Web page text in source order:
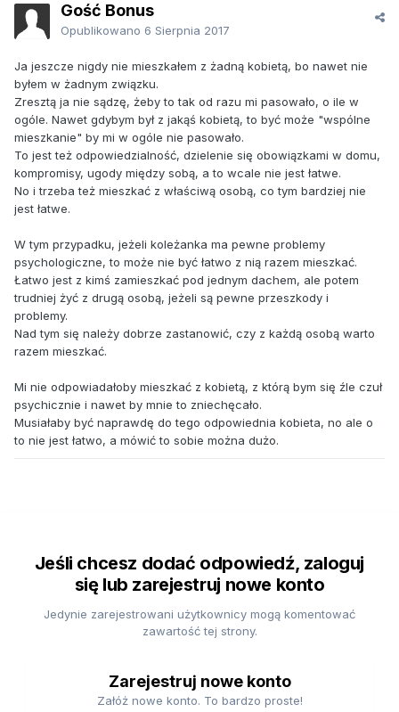
Gość Bonus
Opublikowano 6 Sierpnia 2017
Ja jeszcze nigdy nie mieszkałem z żadną kobietą, bo nawet nie
byłem w żadnym związku.
Zresztą ja nie sądzę, żeby to tak od razu mi pasowało, o ile w
ogóle. Nawet gdybym był z jakąś kobietą, to być może "wspólne
mieszkanie" by mi w ogóle nie pasowało.
To jest też odpowiedzialność, dzielenie się obowiązkami w domu,
kompromisy, ugody między sobą, a to wcale nie jest łatwe.
No i trzeba też mieszkać z właściwą osobą, co tym bardziej nie
jest łatwe.
W tym przypadku, jeżeli koleżanka ma pewne problemy
psychologiczne, to może nie być łatwo z nią razem mieszkać.
Łatwo jest z kimś zamieszkać pod jednym dachem, ale potem
trudniej żyć z drugą osobą, jeżeli są pewne przeszkody i
problemy.
Nad tym się należy dobrze zastanowić, czy z każdą osobą warto
razem mieszkać.
Mi nie odpowiadałoby mieszkać z kobietą, z którą bym się źle czuł
psychicznie i nawet by mnie to zniechęcało.
Musiałaby być naprawdę do tego odpowiednia kobieta, no ale o
to nie jest łatwo, a mówić to sobie można dużo.
Jeśli chcesz dodać odpowiedź, zaloguj
się lub zarejestruj nowe konto
Jedynie zarejestrowani użytkownicy mogą komentować
zawartość tej strony.
Zarejestruj nowe konto
Załóż nowe konto. To bardzo proste!